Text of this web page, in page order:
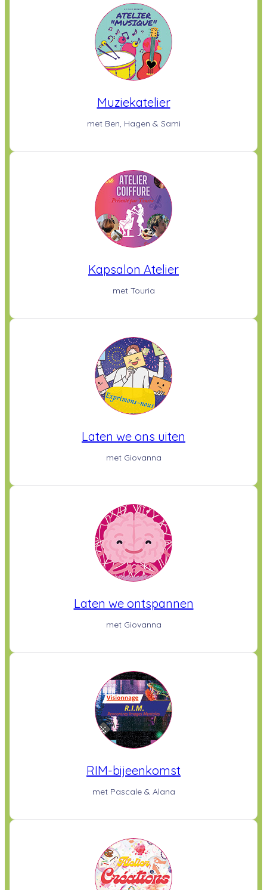
Muziekatelier
met Ben, Hagen & Sami
Kapsalon Atelier
met Touria
Laten we ons uiten
met Giovanna
Laten we ontspannen
met Giovanna
RIM-bijeenkomst
met Pascale & Alana